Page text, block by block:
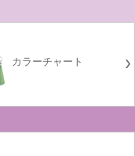
カラーチャート